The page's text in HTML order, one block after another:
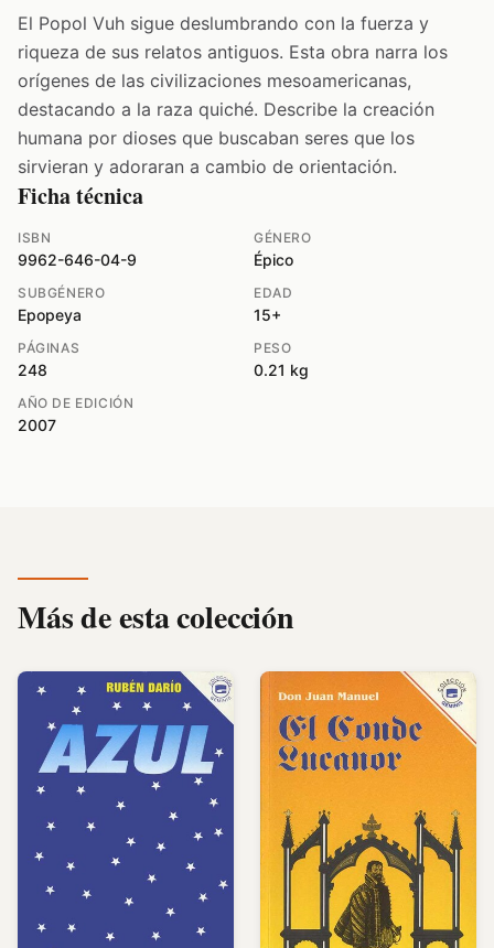
El Popol Vuh sigue deslumbrando con la fuerza y
riqueza de sus relatos antiguos. Esta obra narra los
orígenes de las civilizaciones mesoamericanas,
destacando a la raza quiché. Describe la creación
humana por dioses que buscaban seres que los
sirvieran y adoraran a cambio de orientación.
Ficha técnica
ISBN
9962-646-04-9
GÉNERO
Épico
SUBGÉNERO
Epopeya
EDAD
15+
PÁGINAS
248
PESO
0.21 kg
AÑO DE EDICIÓN
2007
Más de esta colección